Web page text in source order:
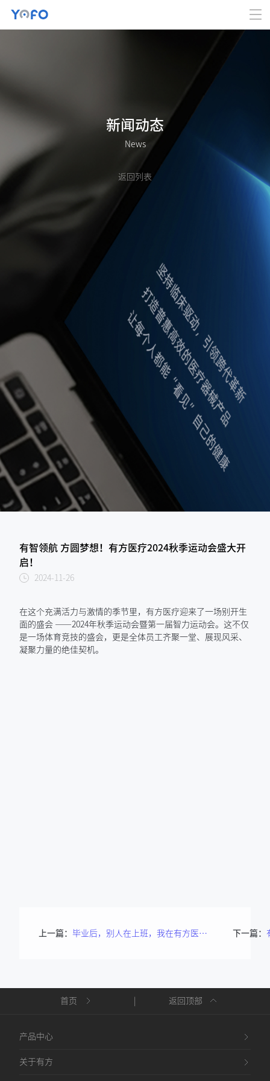
新闻动态
News
返回列表
有智领航 方圆梦想！有方医疗2024秋季运动会盛大开
启！
2024-11-26
在这个充满活力与激情的季节里，有方医疗迎来了一场别开生
面的盛会 ——2024年秋季运动会暨第一届智力运动会。这不仅
是一场体育竞技的盛会，更是全体员工齐聚一堂、展现风采、
凝聚力量的绝佳契机。
上一篇： 毕业后，别人在上班，我在有方医疗继续“上大学” 下一篇：
首页 返回顶部
产品中心
关于有方